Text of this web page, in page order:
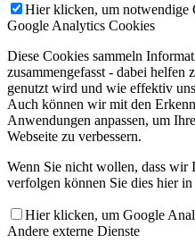
Hier klicken, um notwendige
Google Analytics Cookies
Diese Cookies sammeln
zusammengefasst - dabei helfen
genutzt wird und wie effektiv
Auch können wir mit den
Anwendungen anpassen, um
Webseite zu verbessern.
Wenn Sie nicht wollen, dass wir
verfolgen können Sie dies hier
Hier klicken, um Google
Andere externe Dienste